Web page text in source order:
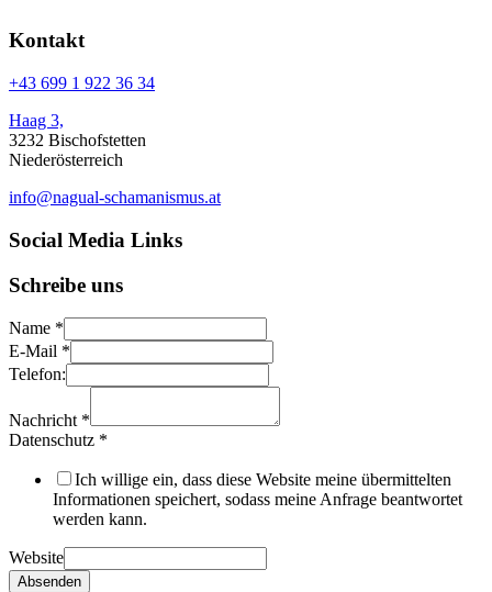
Kontakt
+43 699 1 922 36 34
Haag 3,
3232 Bischofstetten
Niederösterreich
info@nagual-schamanismus.at
Social Media Links
Schreibe uns
Name *
E-Mail *
Telefon:
Nachricht *
Datenschutz *
Ich willige ein, dass diese Website meine übermittelten
Informationen speichert, sodass meine Anfrage beantwortet
werden kann.
Website
Absenden